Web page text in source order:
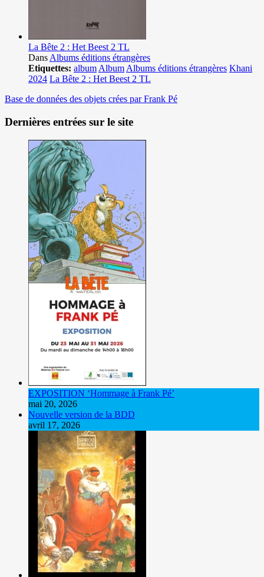
La Bête 2 : Het Beest 2 TL
Dans Albums éditions étrangères
Etiquettes: album Album Albums éditions étrangères Khani
2024 La Bête 2 : Het Beest 2 TL
Base de données des objets crées par Frank Pé
Dernières entrées sur le site
EXPOSITION ‘Hommage à Frank Pé’
mai 20, 2026
Nouvelle version de la BDD
avril 17, 2026